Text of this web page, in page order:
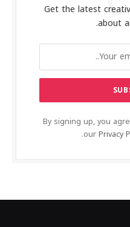
Get the latest
about
By signing up, you
ourPrivacy